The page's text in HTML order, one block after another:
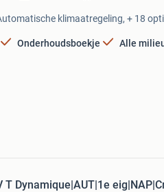
klimaatregeling, + 18
Onderhoudsboekje Alle
T Dynamique|AUT|1e